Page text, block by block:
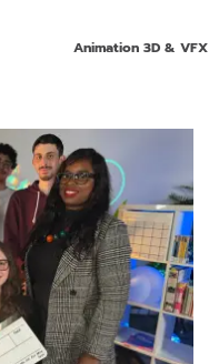
Animation 3D & VFX